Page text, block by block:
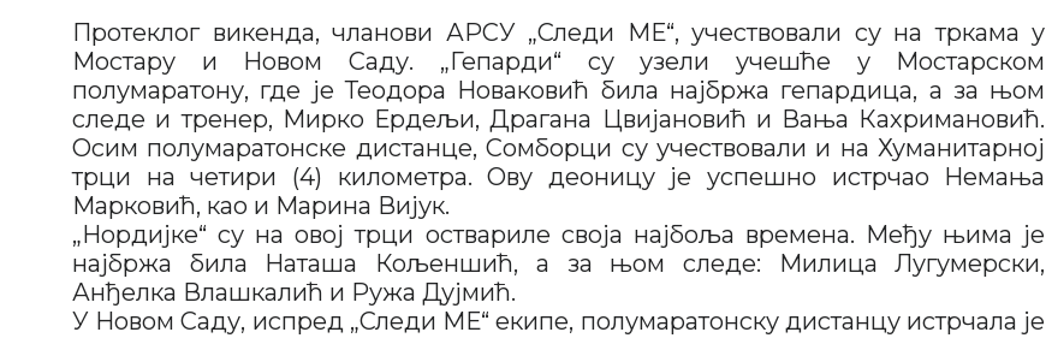
Протеклог викенда, чланови АРСУ „Следи МЕ“, учествовали су на тркама у
Мостару и Новом Саду. „Гепарди“ су узели учешће у Мостарском
полумаратону, где је Теодора Новаковић била најбржа гепардица, а за њом
следе и тренер, Мирко Ердељи, Драгана Цвијановић и Вања Кахримановић.
Осим полумаратонске дистанце, Сомборци су учествовали и на Хуманитарној
трци на четири (4) километра. Ову деоницу је успешно истрчао Немања
Марковић, као и Марина Вијук.
„Нордијке“ су на овој трци оствариле своја најбоља времена. Међу њима је
најбржа била Наташа Кољеншић, а за њом следе: Милица Лугумерски,
Анђелка Влашкалић и Ружа Дујмић.
У Новом Саду, испред „Следи МЕ“ екипе, полумаратонску дистанцу истрчала је